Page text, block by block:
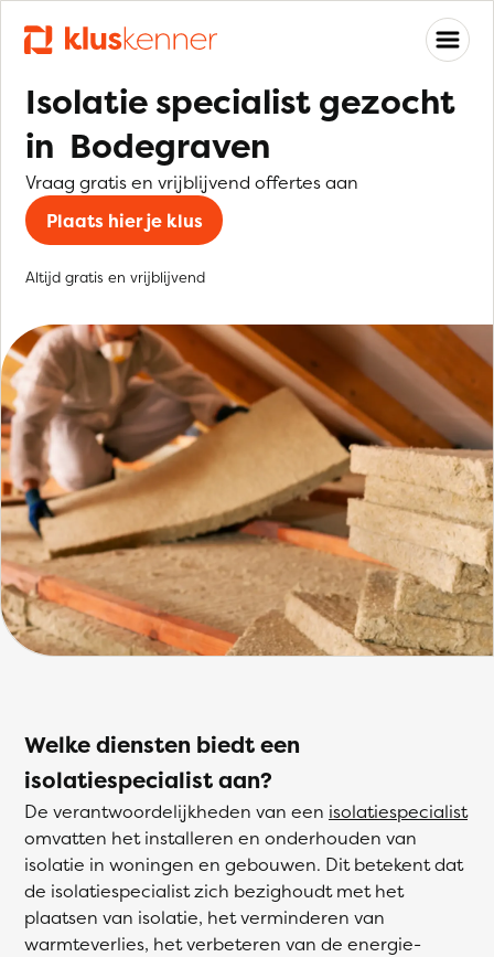
Isolatie specialist gezocht
in Bodegraven
Vraag gratis en vrijblijvend offertes aan
Plaats hier je klus
Altijd gratis en vrijblijvend
Welke diensten biedt een
isolatiespecialist aan?
De verantwoordelijkheden van een isolatiespecialist
omvatten het installeren en onderhouden van
isolatie in woningen en gebouwen. Dit betekent dat
de isolatiespecialist zich bezighoudt met het
plaatsen van isolatie, het verminderen van
warmteverlies, het verbeteren van de energie-